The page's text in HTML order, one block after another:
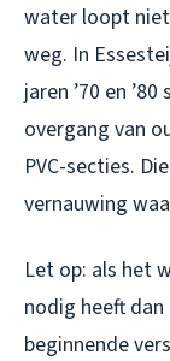
water loopt
weg. In
jaren ’70 en
overgang van
PVC-secties.
vernauwing
Let op: als het
nodig heeft
beginnende